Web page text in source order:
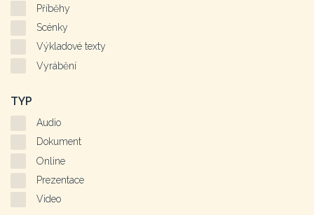
Příběhy
Scénky
Výkladové texty
Vyrábění
TYP
Audio
Dokument
Online
Prezentace
Video